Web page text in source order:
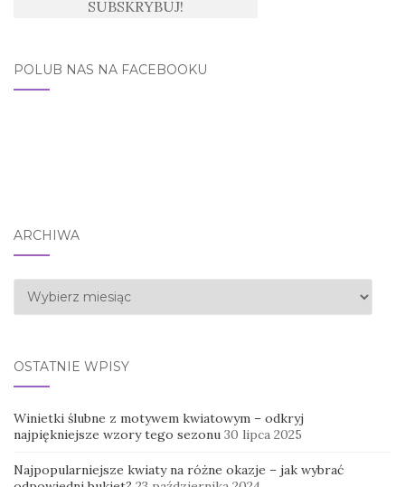
POLUB NAS NA FACEBOOKU
ARCHIWA
Archiwa
OSTATNIE WPISY
Winietki ślubne z motywem kwiatowym – odkryj
najpiękniejsze wzory tego sezonu 30 lipca 2025
Najpopularniejsze kwiaty na różne okazje – jak wybrać